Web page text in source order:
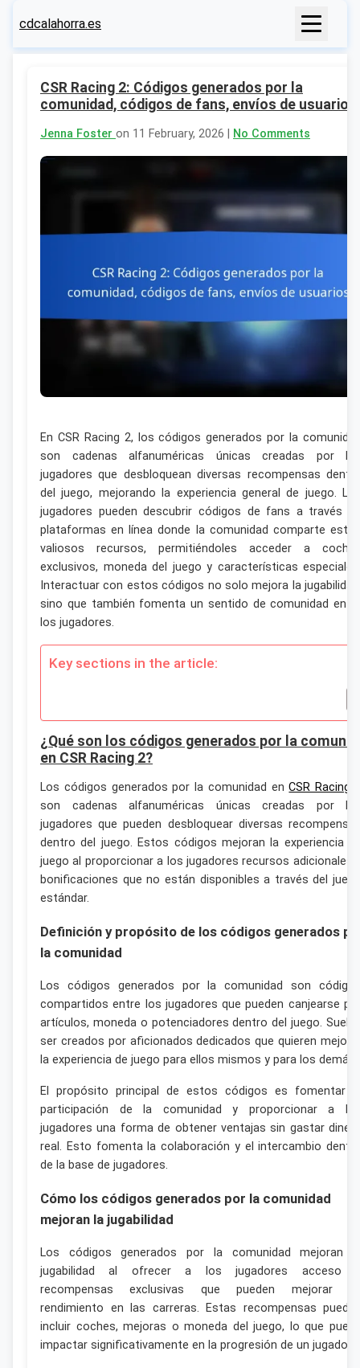
cdcalahorra.es
CSR Racing 2: Códigos generados por la
comunidad, códigos de fans, envíos de usuarios
Jenna Foster on 11 February, 2026 | No Comments
En CSR Racing 2, los códigos generados por la
son cadenas alfanuméricas únicas creadas por
jugadores que desbloquean diversas recompensas
del juego, mejorando la experiencia general de juego.
jugadores pueden descubrir códigos de fans a través
plataformas en línea donde la comunidad comparte
valiosos recursos, permitiéndoles acceder a
exclusivos, moneda del juego y características
Interactuar con estos códigos no solo mejora la
sino que también fomenta un sentido de comunidad
los jugadores.
Key sections in the article:
¿Qué son los códigos generados por la
en CSR Racing 2?
Los códigos generados por la comunidad enCSR Racing
son cadenas alfanuméricas únicas creadas por
jugadores que pueden desbloquear diversas
dentro del juego. Estos códigos mejoran la experiencia
juego al proporcionar a los jugadores recursos adicionales
bonificaciones que no están disponibles a través del
estándar.
Definición y propósito de los códigos generados
la comunidad
Los códigos generados por la comunidad son
compartidos entre los jugadores que pueden canjearse
artículos, moneda o potenciadores dentro del juego.
ser creados por aficionados dedicados que quieren
la experiencia de juego para ellos mismos y para los demás.
El propósito principal de estos códigos es fomentar
participación de la comunidad y proporcionar a
jugadores una forma de obtener ventajas sin gastar
real. Esto fomenta la colaboración y el intercambio
de la base de jugadores.
Cómo los códigos generados por la comunidad
mejoran la jugabilidad
Los códigos generados por la comunidad mejoran
jugabilidad al ofrecer a los jugadores acceso
recompensas exclusivas que pueden mejorar
rendimiento en las carreras. Estas recompensas
incluir coches, mejoras o moneda del juego, lo que
impactar significativamente en la progresión de un jugador.